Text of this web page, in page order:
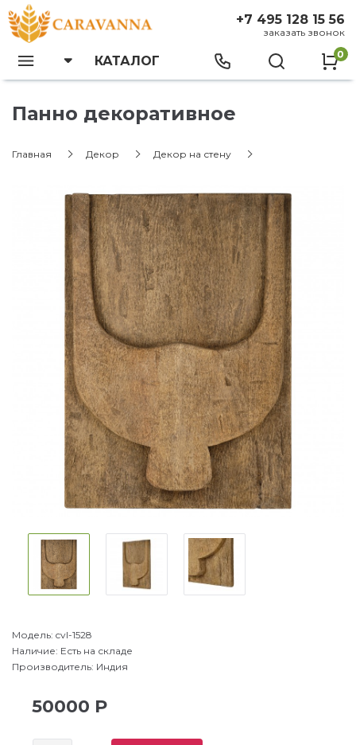
+7 495 128 15 56
заказать звонок
КАТАЛОГ 0
Панно декоративное
Главная Декор Декор на стену
Модель: cvl-1528
Наличие: Есть на складе
Производитель: Индия
50000 Р